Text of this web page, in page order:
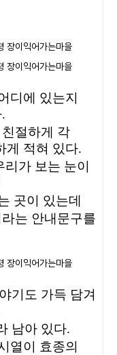
디에 있는지
절하게 각
게 적혀 있다.
가 보는 눈이
곳이 있는데
는 안내문구를
기도 가득 담겨
남아 있다.
열이 효종의